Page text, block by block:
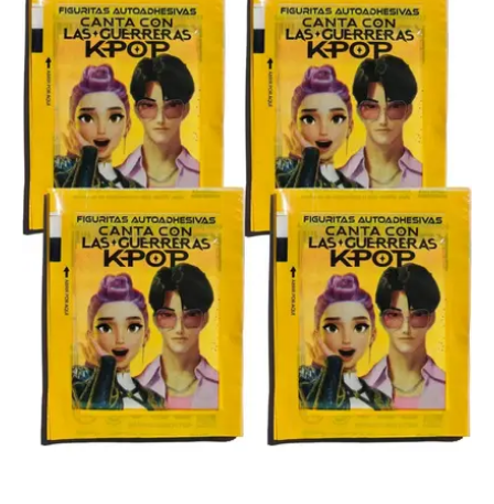
K-
Pop
cantidad